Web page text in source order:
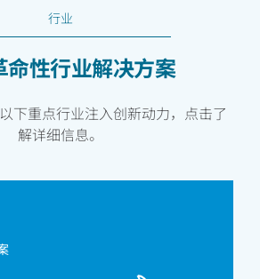
行业
命性行业解决方案
以下重点行业注入创新动力，点击了
解详细信息。